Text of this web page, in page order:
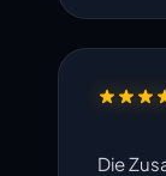
Die